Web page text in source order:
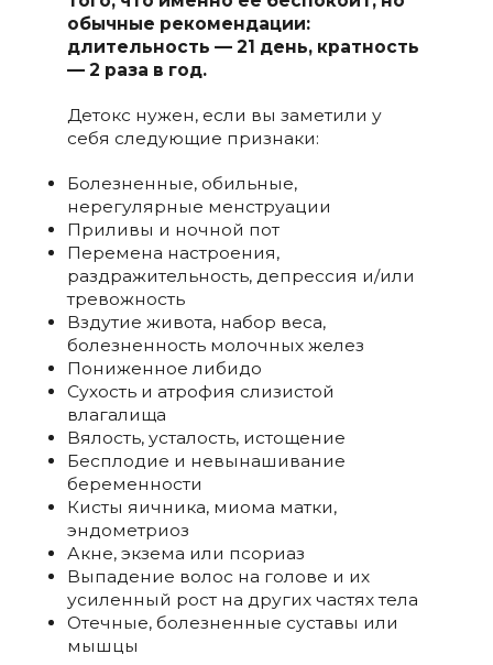
обычные рекомендации:
длительность — 21 день, кратность
— 2 раза в год.
Детокс нужен, если вы заметили у
себя следующие признаки:
Болезненные, обильные,
нерегулярные менструации
Приливы и ночной пот
Перемена настроения,
раздражительность, депрессия и/или
тревожность
Вздутие живота, набор веса,
болезненность молочных желез
Пониженное либидо
Сухость и атрофия слизистой
влагалища
Вялость, усталость, истощение
Бесплодие и невынашивание
беременности
Кисты яичника, миома матки,
эндометриоз
Акне, экзема или псориаз
Выпадение волос на голове и их
усиленный рост на других частях тела
Отечные, болезненные суставы или
мышцы